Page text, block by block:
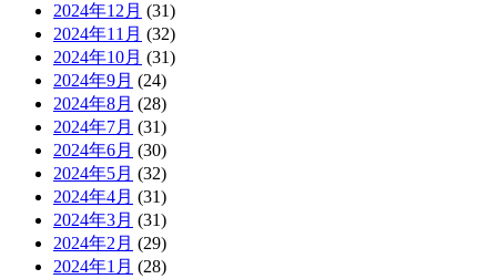
2024年12月 (31)
2024年11月 (32)
2024年10月 (31)
2024年9月 (24)
2024年8月 (28)
2024年7月 (31)
2024年6月 (30)
2024年5月 (32)
2024年4月 (31)
2024年3月 (31)
2024年2月 (29)
2024年1月 (28)